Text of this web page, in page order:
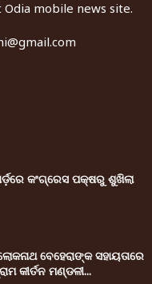
mobile news site.
କଂଗ୍ରେସ ପକ୍ଷରୁ ଶୁଖିଲା
ବେହେରାଙ୍କ ସହାୟତାରେ
କୀର୍ତନ ମଣ୍ଡଳୀ...